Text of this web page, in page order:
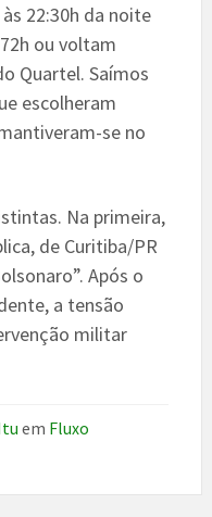
22:30h da noite
ou voltam
Quartel. Saímos
escolheram
se no
Na primeira,
de Curitiba/PR
Após o
a tensão
militar
em Fluxo